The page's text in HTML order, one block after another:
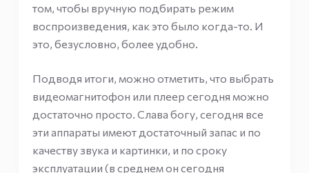
том, чтобы вручную подбирать режим
воспроизведения, как это было когда-то. И
это, безусловно, более удобно.
Подводя итоги, можно отметить, что выбрать
видеомагнитофон или плеер сегодня можно
достаточно просто. Слава богу, сегодня все
эти аппараты имеют достаточный запас и по
качеству звука и картинки, и по сроку
эксплуатации (в среднем он сегодня